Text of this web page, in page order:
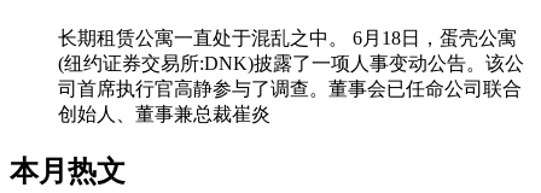
长期租赁公寓一直处于混乱之中。 6月18日，蛋壳公寓
(纽约证券交易所:DNK)披露了一项人事变动公告。该公
司首席执行官高静参与了调查。董事会已任命公司联合
创始人、董事兼总裁崔炎
本月热文